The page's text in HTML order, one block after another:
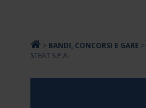
> BANDI, CONCORSI E GARE >
STEAT S.P.A.